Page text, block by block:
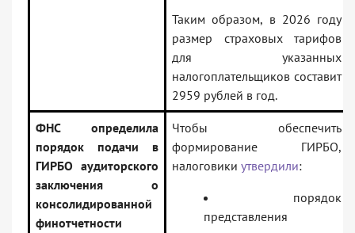
Таким образом, в 2026 году
размер страховых тарифов
для указанных
налогоплательщиков составит
2959 рублей в год.
ФНС определила
порядок подачи в
ГИРБО аудиторского
заключения о
консолидированной
финотчетности
Чтобы обеспечить
формирование ГИРБО,
налоговики утвердили:
порядок
представления